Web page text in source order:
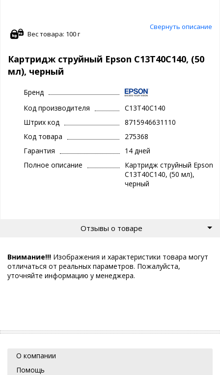
Свернуть описание
Вес товара: 100 г
Картридж струйный Epson C13T40C140, (50
мл), черный
Бренд
Код производителя
C13T40C140
Штрих код
8715946631110
Код товара
275368
Гарантия
14 дней
Полное описание
Картридж струйный Epson
C13T40C140, (50 мл),
черный
Отзывы о товаре
Внимание!!! Изображения и характеристики товара могут
отличаться от реальных параметров. Пожалуйста,
уточняйте информацию у менеджера.
О компании
Помощь